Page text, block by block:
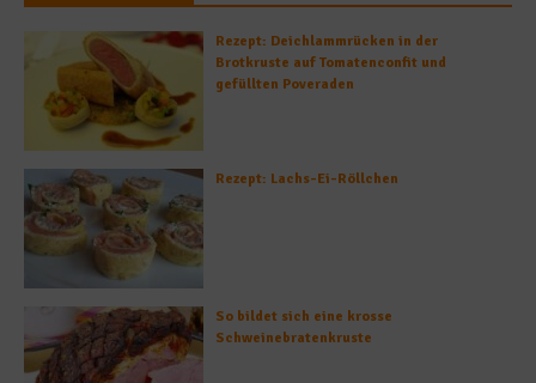
Rezept: Deichlammrücken in der
Brotkruste auf Tomatenconfit und
gefüllten Poveraden
Rezept: Lachs-Ei-Röllchen
So bildet sich eine krosse
Schweinebratenkruste